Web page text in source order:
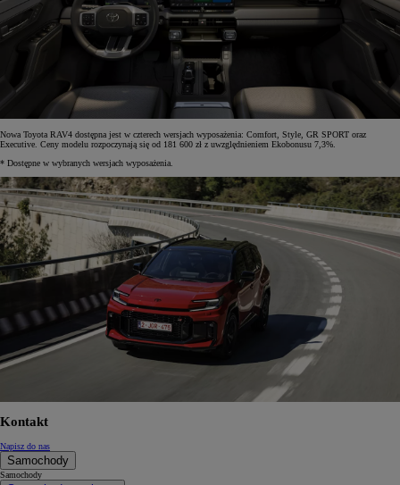
Nowa Toyota RAV4 dostępna jest w czterech wersjach wyposażenia: Comfort, Style, GR SPORT oraz
Executive. Ceny modelu rozpoczynają się od 181 600 zł z uwzględnieniem Ekobonusu 7,3%.
* Dostępne w wybranych wersjach wyposażenia.
Kontakt
Napisz do nas
Samochody
Samochody